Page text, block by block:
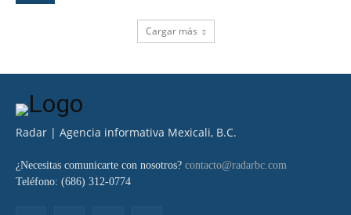
Cargar más
Radar | Agencia informativa Mexicali, B.C.
¿Necesitas comunicarte con nosotros? contacto@radarbc.com
Teléfono: (686) 312-0774